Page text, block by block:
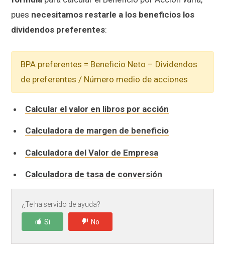
pues necesitamos restarle a los beneficios los
dividendos preferentes:
BPA preferentes = Beneficio Neto – Dividendos
de preferentes / Número medio de acciones
Calcular el valor en libros por acción
Calculadora de margen de beneficio
Calculadora del Valor de Empresa
Calculadora de tasa de conversión
¿Te ha servido de ayuda?
Si No